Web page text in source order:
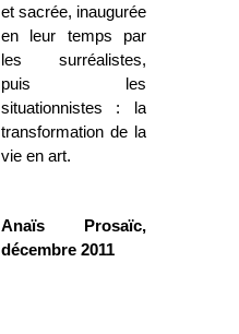
et sacrée, inaugurée
en leur temps par
les surréalistes,
puis les
situationnistes : la
transformation de la
vie en art.
Anaïs Prosaïc,
décembre 2011